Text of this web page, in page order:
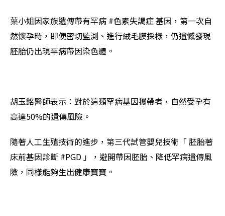
葉小姐因家族遺傳帶有罕病 #色素失調症 基因，第一次自
然懷孕時，即便密切監測、進行絨毛膜採樣，仍遺憾發現
胚胎仍出現罕病帶因染色體。
胡玉銘醫師表示：對於這類罕病基因攜帶者，自然受孕有
高達50%的遺傳風險。
隨著人工生殖技術的進步，第三代試管嬰兒技術「 胚胎著
床前基因診斷 #PGD 」，避開帶因胚胎、降低罕病遺傳風
險，同樣能夠生出健康寶寶。